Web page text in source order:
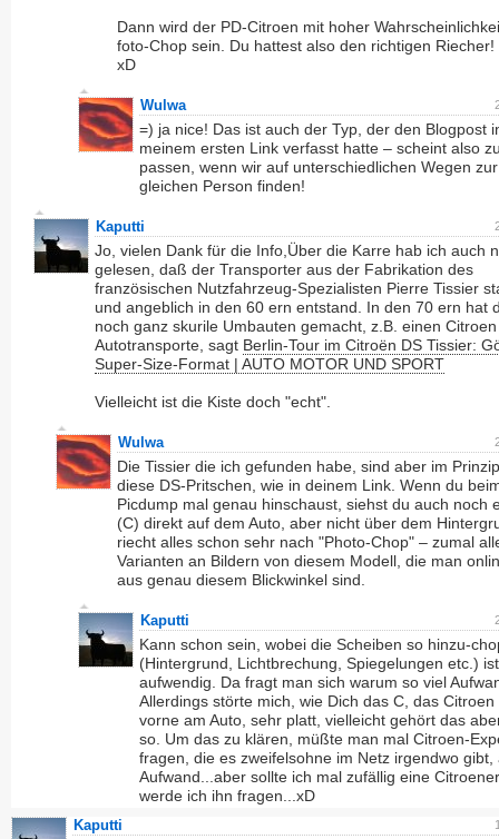
Dann wird der PD-Citroen mit hoher
foto-Chop sein. Du hattest also den richtigen Riecher!
xD
Wulwa
=) ja nice! Das ist auch der Typ, der den Blogpost
meinem ersten Link verfasst hatte – scheint also
passen, wenn wir auf unterschiedlichen Wegen zur
gleichen Person finden!
Kaputti
Jo, vielen Dank für die Info,Über die Karre hab ich auch
gelesen, daß der Transporter aus der Fabrikation des
französischen Nutzfahrzeug-Spezialisten Pierre Tissier
und angeblich in den 60 ern entstand. In den 70 ern hat
noch ganz skurile Umbauten gemacht, z.B. einen
Autotransporte, sagt Berlin-Tour im Citroën DS Tissier:
Super-Size-Format | AUTO MOTOR UND SPORT
Vielleicht ist die Kiste doch "echt".
Wulwa
Die Tissier die ich gefunden habe, sind aber im
diese DS-Pritschen, wie in deinem Link. Wenn du
Picdump mal genau hinschaust, siehst du auch noch
(C) direkt auf dem Auto, aber nicht über dem
riecht alles schon sehr nach "Photo-Chop" – zumal
Varianten an Bildern von diesem Modell, die man
aus genau diesem Blickwinkel sind.
Kaputti
Kann schon sein, wobei die Scheiben so hinzu-
(Hintergrund, Lichtbrechung, Spiegelungen etc.)
aufwendig. Da fragt man sich warum so viel
Allerdings störte mich, wie Dich das C, das Citroen
vorne am Auto, sehr platt, vielleicht gehört das
so. Um das zu klären, müßte man mal Citroen-
fragen, die es zweifelsohne im Netz irgendwo gibt,
Aufwand...aber sollte ich mal zufällig eine
werde ich ihn fragen...xD
Kaputti